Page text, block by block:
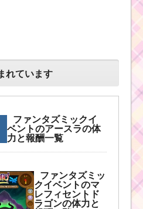
れています
ファンタズミックイ
ベントのアースラの体
力と報酬一覧
ファンタズミッ
クイベントのマ
レフィセントド
ラゴンの体力と